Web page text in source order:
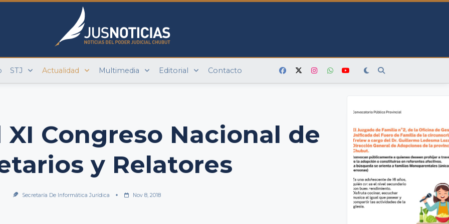
STJ Actualidad Multimedia Editorial Contacto
XI Congreso Nacional de
y Relatores
Secretaría De Informática Jurídica Nov 8, 2018